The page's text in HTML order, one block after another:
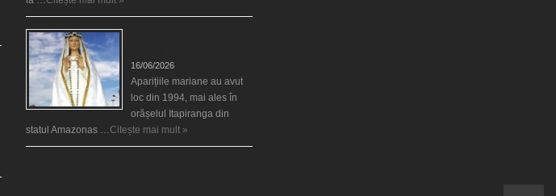
16/06/2026
Aparițiile mariane au avut
loc din 1994, mai ales în
orășelul Itapiranga din
statul Amazonas …Citește mai mult »